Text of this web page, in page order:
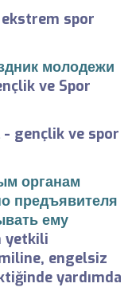
ekstrem spor
молодежи
ve Spor
- gençlik ve spor
органам
предъявителя
ему
yetkili
engelsiz
yardımda